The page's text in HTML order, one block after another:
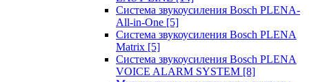
Система звукоусиления Bosch PLENA-
All-in-One [5]
Система звукоусиления Bosch PLENA
Matrix [5]
Система звукоусиления Bosch PLENA
VOICE ALARM SYSTEM [8]